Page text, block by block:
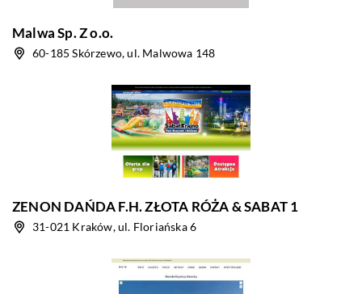
Malwa Sp. Z o.o.
60-185 Skórzewo, ul. Malwowa 148
ZENON DAŃDA F.H. ZŁOTA RÓŻA & SABAT 1
31-021 Kraków, ul. Floriańska 6